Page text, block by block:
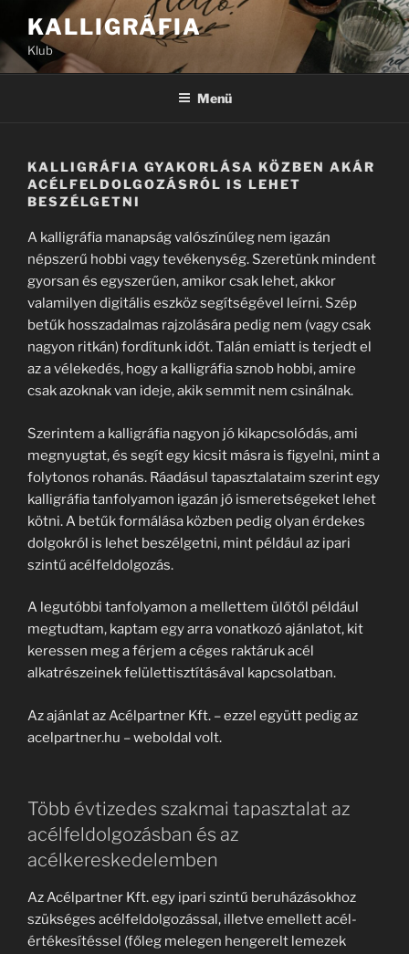
Tartalomhoz
KALLIGRÁFIA
Klub
Menü
KALLIGRÁFIA GYAKORLÁSA KÖZBEN AKÁR
ACÉLFELDOLGOZÁSRÓL IS LEHET
BESZÉLGETNI
A kalligráfia manapság valószínűleg nem igazán
népszerű hobbi vagy tevékenység. Szeretünk mindent
gyorsan és egyszerűen, amikor csak lehet, akkor
valamilyen digitális eszköz segítségével leírni. Szép
betűk hosszadalmas rajzolására pedig nem (vagy csak
nagyon ritkán) fordítunk időt. Talán emiatt is terjedt el
az a vélekedés, hogy a kalligráfia sznob hobbi, amire
csak azoknak van ideje, akik semmit nem csinálnak.
Szerintem a kalligráfia nagyon jó kikapcsolódás, ami
megnyugtat, és segít egy kicsit másra is figyelni, mint a
folytonos rohanás. Ráadásul tapasztalataim szerint egy
kalligráfia tanfolyamon igazán jó ismeretségeket lehet
kötni. A betűk formálása közben pedig olyan érdekes
dolgokról is lehet beszélgetni, mint például az ipari
szintű acélfeldolgozás.
A legutóbbi tanfolyamon a mellettem ülőtől például
megtudtam, kaptam egy arra vonatkozó ajánlatot, kit
keressen meg a férjem a céges raktáruk acél
alkatrészeinek felülettisztításával kapcsolatban.
Az ajánlat az Acélpartner Kft. – ezzel együtt pedig az
acelpartner.hu – weboldal volt.
Több évtizedes szakmai tapasztalat az
acélfeldolgozásban és az
acélkereskedelemben
Az Acélpartner Kft. egy ipari szintű beruházásokhoz
szükséges acélfeldolgozással, illetve emellett acél-
értékesítéssel (főleg melegen hengerelt lemezek